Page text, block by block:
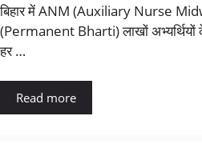
बिहार में ANM (Auxiliary Nurse
(Permanent Bharti) लाखों अभ्यर्थियों
हर …
Read more